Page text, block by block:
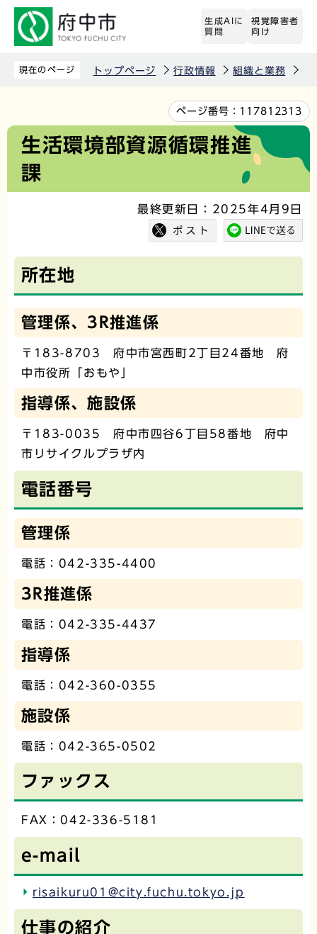
先
生成AIに
質問
視覚障害者
向け
現在のページ トップページ 行政情報 組織と業務
文
か
ページ番号： 117812313
生活環境部資源循環推進
課
最終更新日：2025年4月9日
所在地
管理係、3R推進係
〒183-8703 府中市宮西町2丁目24番地 府
中市役所「おもや」
指導係、施設係
〒183-0035 府中市四谷6丁目58番地 府中
市リサイクルプラザ内
電話番号
管理係
電話：042-335-4400
3R推進係
電話：042-335-4437
指導係
電話：042-360-0355
施設係
電話：042-365-0502
ファックス
FAX：042-336-5181
e-mail
risaikuru01@city.fuchu.tokyo.jp
仕事の紹介